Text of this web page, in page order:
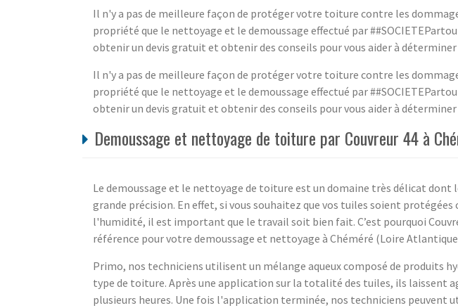
Il n'y a pas de meilleure façon de protéger votre toiture contre les
propriété que le nettoyage et le demoussage effectué par
obtenir un devis gratuit et obtenir des conseils pour vous aider à
Il n'y a pas de meilleure façon de protéger votre toiture contre les
propriété que le nettoyage et le demoussage effectué par
obtenir un devis gratuit et obtenir des conseils pour vous aider à
Demoussage et nettoyage de toiture par Couvreur 44 à
Le demoussage et le nettoyage de toiture est un domaine très délicat dont
grande précision. En effet, si vous souhaitez que vos tuiles soient
l'humidité, il est important que le travail soit bien fait. C’est pourquoi
référence pour votre demoussage et nettoyage à Chéméré (Loire Atlantique
Primo, nos techniciens utilisent un mélange aqueux composé de produits
type de toiture. Après une application sur la totalité des tuiles, ils laissent
plusieurs heures. Une fois l'application terminée, nos techniciens peuvent